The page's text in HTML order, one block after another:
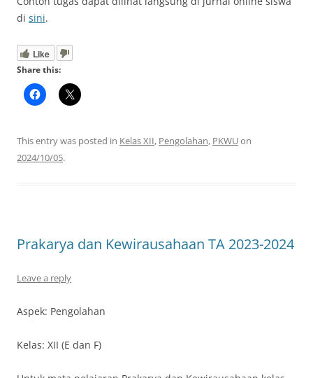
di sini.
Like
Share this:
This entry was posted in Kelas XII, Pengolahan, PKWUon
2024/10/05.
Prakarya dan Kewirausahaan TA 2023-2024
Leave a reply
Aspek: Pengolahan
Kelas: XII (E dan F)